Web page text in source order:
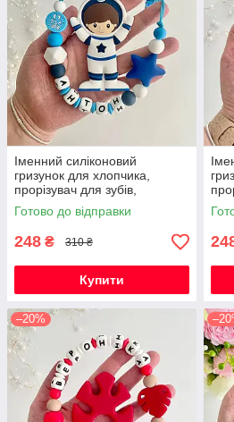
Іменний силіконовий
гризунок для хлопчика,
прорізувач для зубів,
Космонавт (темно-синій)
Готово до відправки
248 ₴ 310 ₴
Купити
–20%